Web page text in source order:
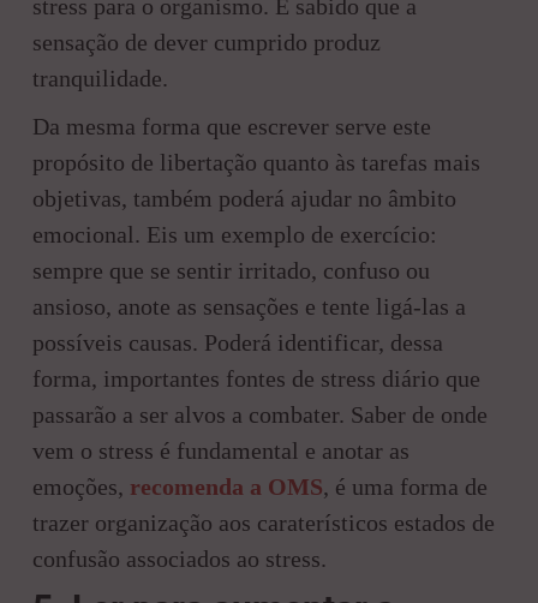
stress para o organismo. É sabido que a
sensação de dever cumprido produz
tranquilidade.
Da mesma forma que escrever serve este
propósito de libertação quanto às tarefas mais
objetivas, também poderá ajudar no âmbito
emocional. Eis um exemplo de exercício:
sempre que se sentir irritado, confuso ou
ansioso, anote as sensações e tente ligá-las a
possíveis causas. Poderá identificar, dessa
forma, importantes fontes de stress diário que
passarão a ser alvos a combater. Saber de onde
vem o stress é fundamental e anotar as
emoções, recomenda a OMS, é uma forma de
trazer organização aos caraterísticos estados de
confusão associados ao stress.